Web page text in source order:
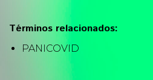
Términos relacionados:
PANICOVID